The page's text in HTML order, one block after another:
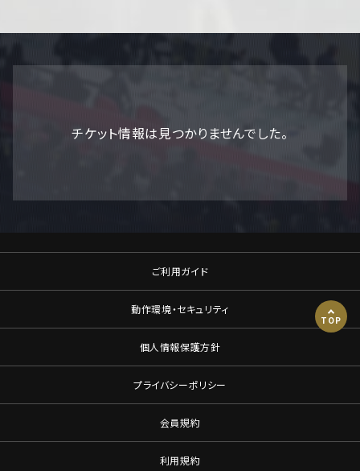
チケット情報は見つかりませんでした。
ご利用ガイド
動作環境・セキュリティ
個人情報保護方針
プライバシーポリシー
会員規約
利用規約
TOP